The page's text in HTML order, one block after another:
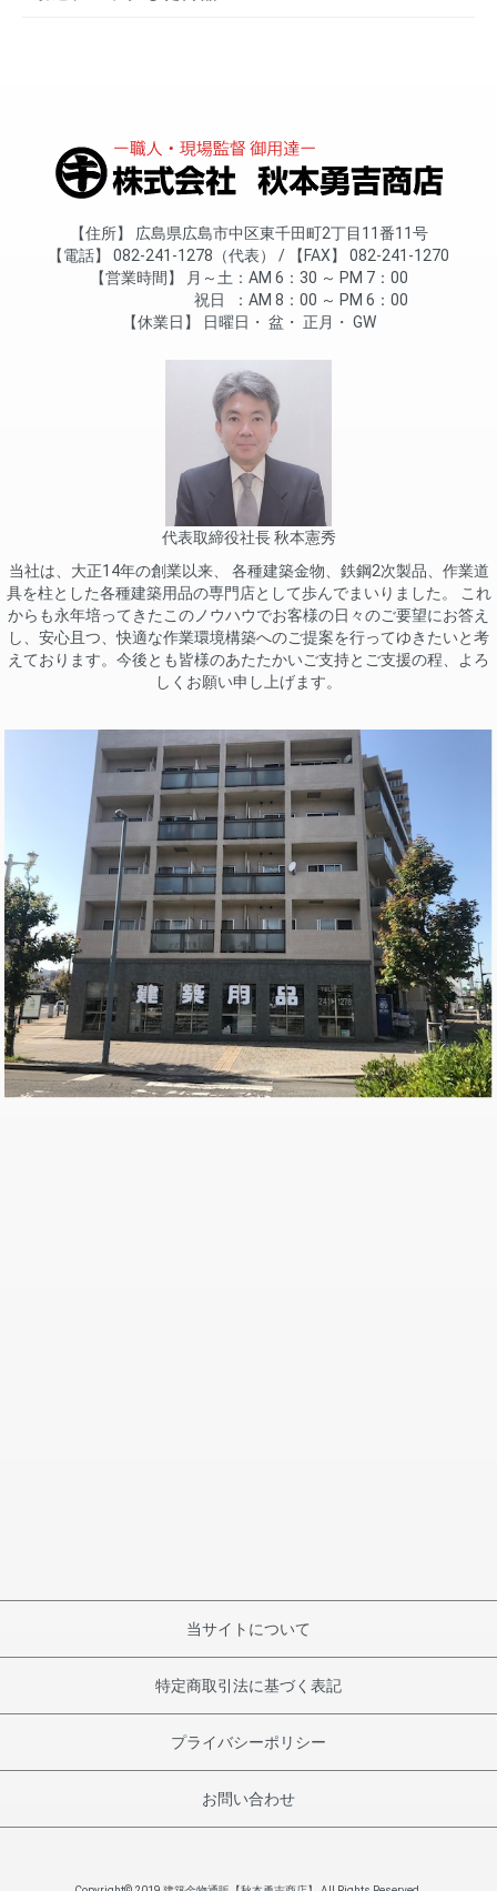
住所
広島県広島市中区東千田町2丁目11番11号
電話
082-241-1278（代表） FAX
082-241-1270
営業時間
月～土
AM 6：30 ～ PM 7：00
祝日
AM 8：00 ～ PM 6：00
休業日
日曜日 盆 正月 GW
代表取締役社長 秋本憲秀
当社は、大正14年の創業以来、 各種建築金物、鉄鋼2次製品、作業道
具を柱とした各種建築用品の専門店として歩んでまいりました。 これ
からも永年培ってきたこのノウハウでお客様の日々のご要望にお答え
し、安心且つ、快適な作業環境構築へのご提案を行ってゆきたいと考
えております。今後とも皆様のあたたかいご支持とご支援の程、よろ
しくお願い申し上げます。
当サイトについて
特定商取引法に基づく表記
プライバシーポリシー
お問い合わせ